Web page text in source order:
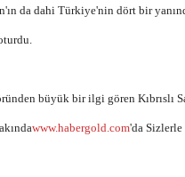
da dahi Türkiye'nin dört bir
büyük bir ilgi gören Kıbrıslı
www.habergold.com'da Sizlerle